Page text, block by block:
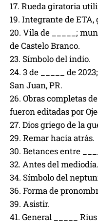
17. Rueda giratoria
19. Integrante de
20. Vila de _____;
de Castelo Branco.
23. Símbolo del indio.
24. 3 de _____ de
San Juan, PR.
26. Obras completas
fueron editadas por
27. Dios griego de la
29. Remar hacia atrás.
30. Betances entre
32. Antes del mediodía.
34. Símbolo del
36. Forma de
39. Asistir.
41. General _____